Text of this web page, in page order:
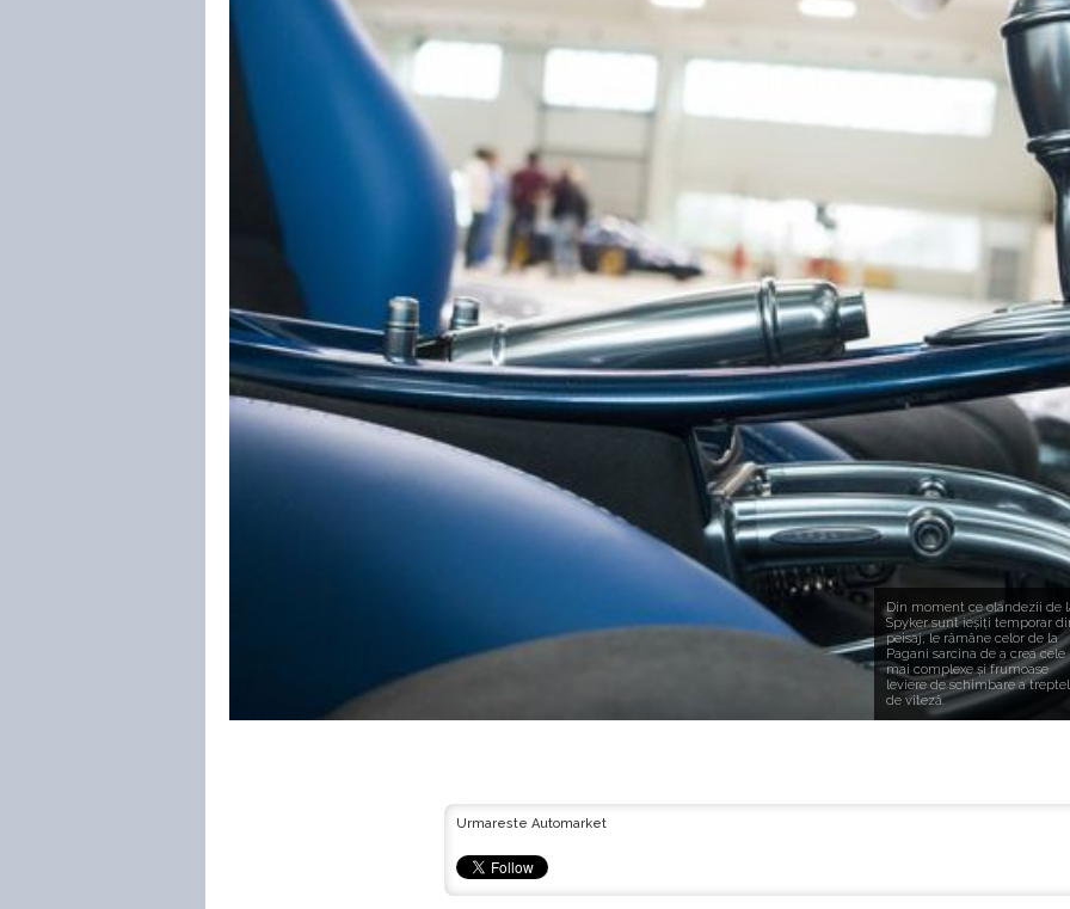
Din moment ce olandezii de
Spyker sunt ieșiți temporar
peisaj, le rămâne celor de la
Pagani sarcina de a crea cele
mai complexe și frumoase
leviere de schimbare a
de viteză.
Urmareste Automarket